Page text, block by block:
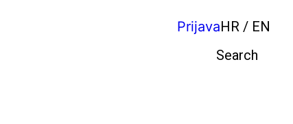
PrijavaHR / EN